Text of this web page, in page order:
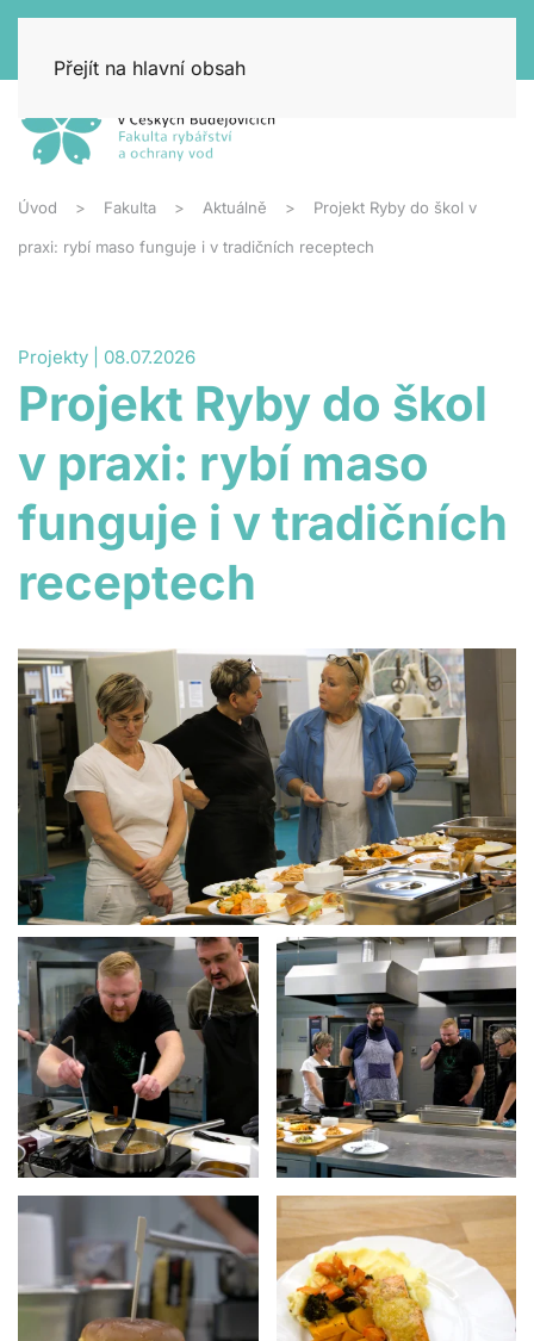
Přejít na hlavní obsah
Úvod Fakulta Aktuálně Projekt Ryby do škol v
praxi: rybí maso funguje i v tradičních receptech
Projekty | 08.07.2026
Projekt Ryby do škol
v praxi: rybí maso
funguje i v tradičních
receptech